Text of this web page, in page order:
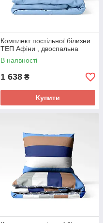
Комплект постільної білизни
ТЕП Афіни , двоспальна
В наявності
1 638 ₴
Купити